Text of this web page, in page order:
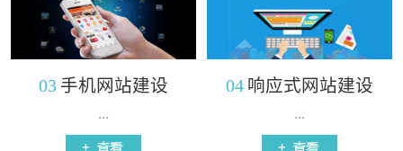
03 手机网站建设
...
04 响应式网站建设
...